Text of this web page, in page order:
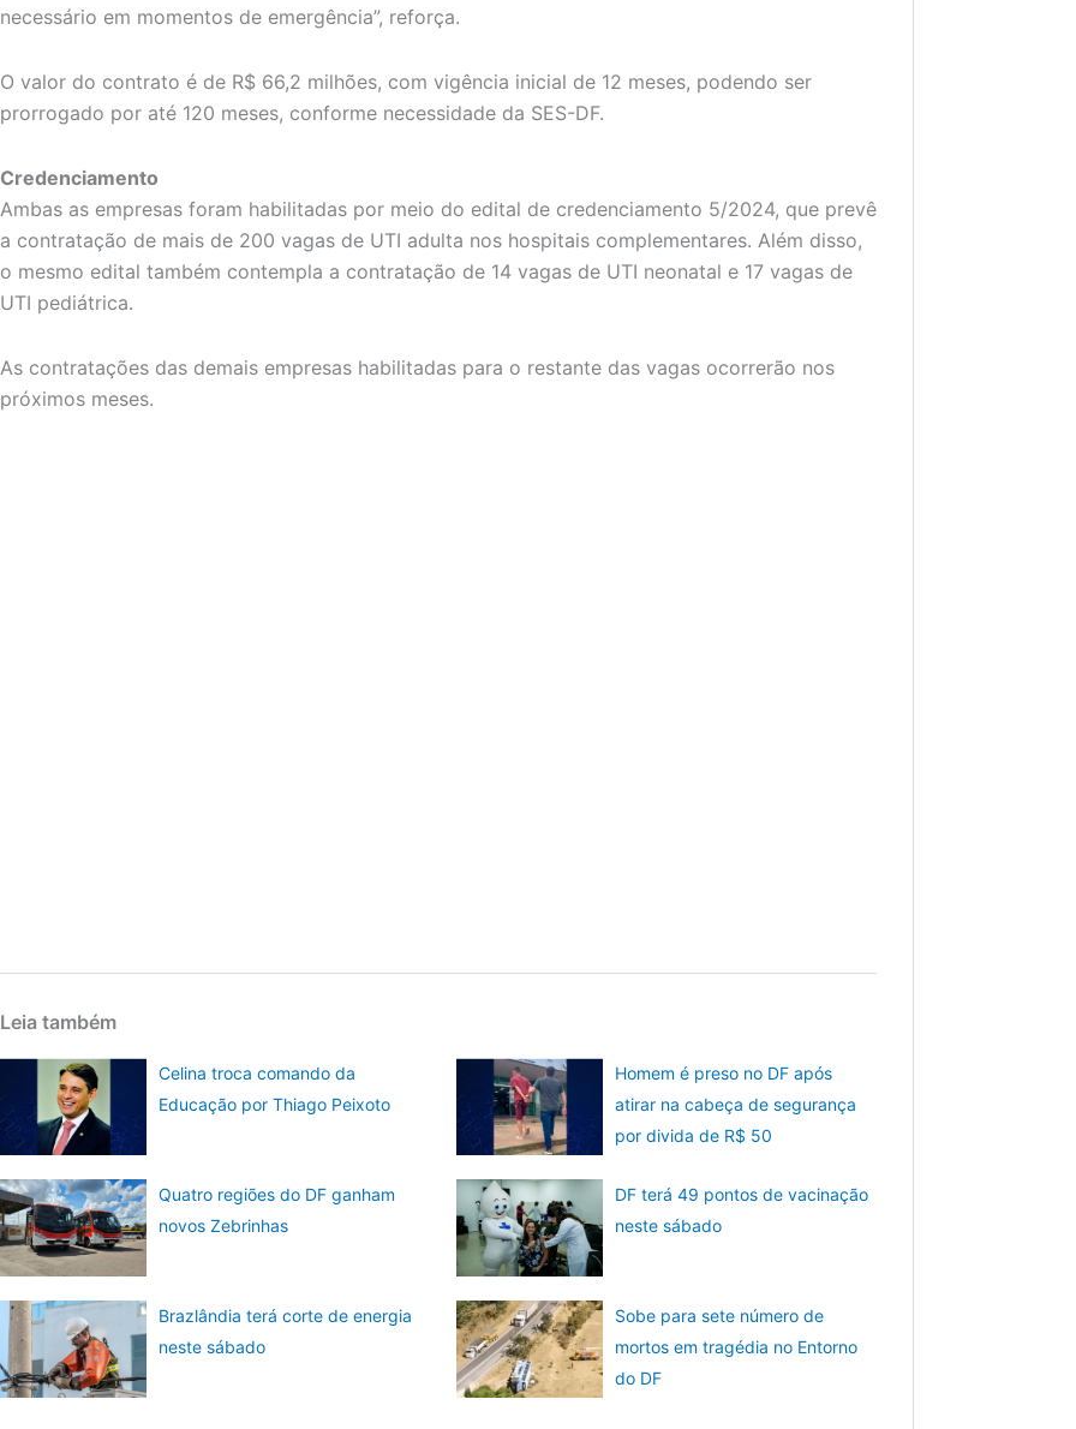
necessário em momentos de emergência”, reforça.
O valor do contrato é de R$ 66,2 milhões, com vigência inicial de 12 meses, podendo ser
prorrogado por até 120 meses, conforme necessidade da SES-DF.
Credenciamento
Ambas as empresas foram habilitadas por meio do edital de credenciamento 5/2024, que prevê
a contratação de mais de 200 vagas de UTI adulta nos hospitais complementares. Além disso,
o mesmo edital também contempla a contratação de 14 vagas de UTI neonatal e 17 vagas de
UTI pediátrica.
As contratações das demais empresas habilitadas para o restante das vagas ocorrerão nos
próximos meses.
Leia também
Celina troca comando da
Educação por Thiago Peixoto
Homem é preso no DF após
atirar na cabeça de segurança
por divida de R$ 50
Quatro regiões do DF ganham
novos Zebrinhas
DF terá 49 pontos de vacinação
neste sábado
Brazlândia terá corte de energia
neste sábado
Sobe para sete número de
mortos em tragédia no Entorno
do DF